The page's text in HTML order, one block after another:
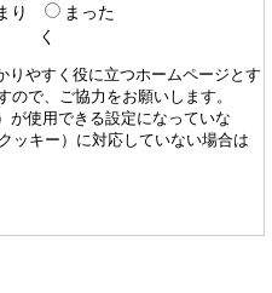
り
まった
く
やすく役に立つホームページとす
ので、ご協力をお願いします。
が使用できる設定になっていな
ッキー）に対応していない場合は